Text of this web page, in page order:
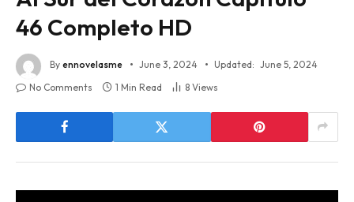
46 Completo HD
By ennovelasme June 3, 2024 Updated: June 5, 2024
No Comments
1 Min Read 8 Views